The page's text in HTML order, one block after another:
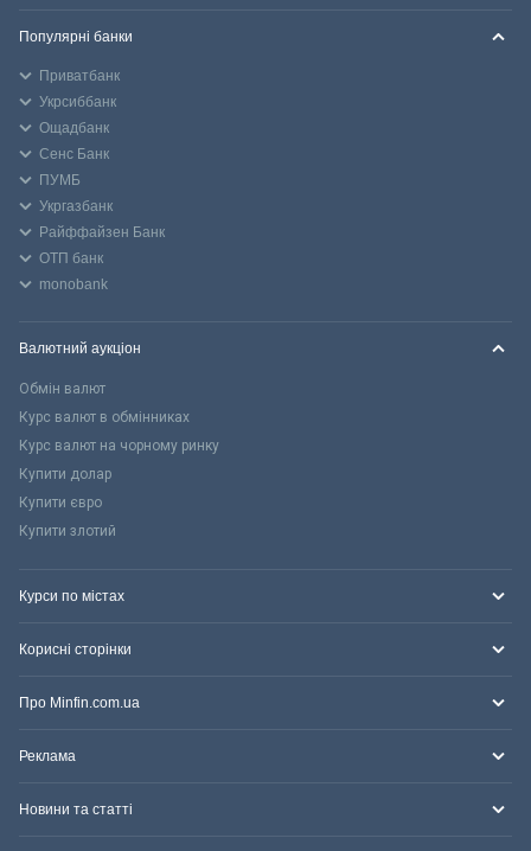
Популярні банки
Приватбанк
Укрсиббанк
Ощадбанк
Сенс Банк
ПУМБ
Укргазбанк
Райффайзен Банк
ОТП банк
monobank
Валютний аукціон
Обмін валют
Курс валют в обмінниках
Курс валют на чорному ринку
Купити долар
Купити євро
Купити злотий
Курси по містах
Корисні сторінки
Про Minfin.com.ua
Реклама
Новини та статті